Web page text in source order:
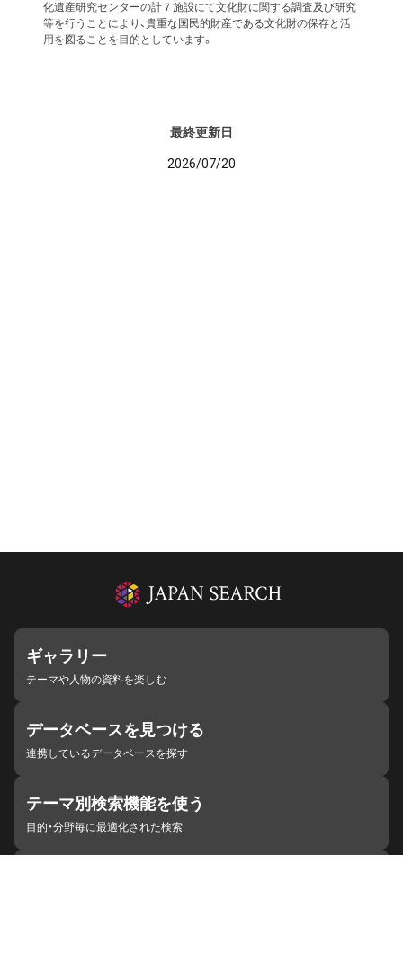
化遺産研究センターの計７施設にて文化財に関する調査及び研究
等を行うことにより、貴重な国民的財産である文化財の保存と活
用を図ることを目的としています。
最終更新日
2026/07/20
ギャラリー
テーマや人物の資料を楽しむ
データベースを見つける
連携しているデータベースを探す
テーマ別検索機能を使う
目的・分野毎に最適化された検索